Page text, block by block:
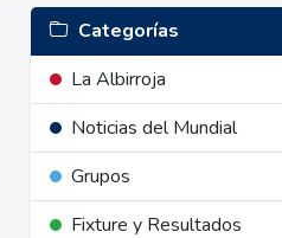
Categorías
La Albirroja
Noticias del Mundial
Grupos
Fixture y Resultados